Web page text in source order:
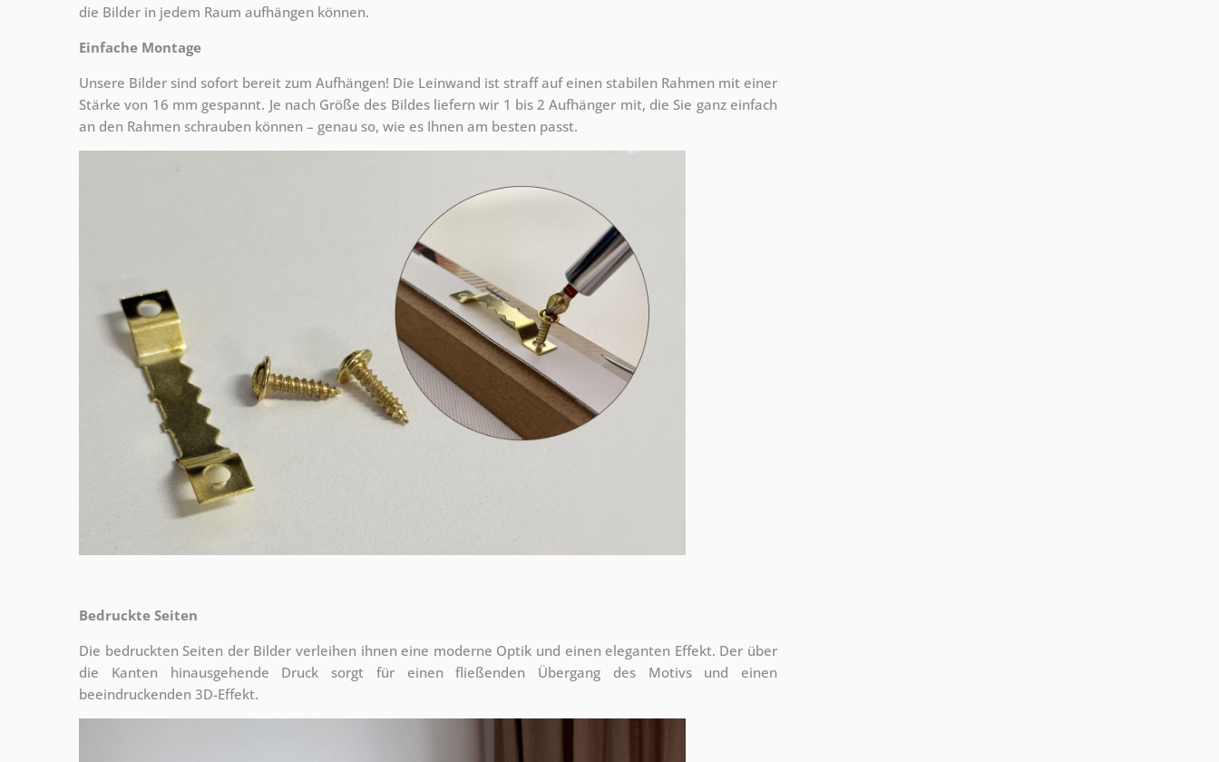
die Bilder in jedem Raum aufhängen können.
Einfache Montage
Unsere Bilder sind sofort bereit zum Aufhängen! Die Leinwand ist straff auf einen stabilen Rahmen mit einer
Stärke von 16 mm gespannt. Je nach Größe des Bildes liefern wir 1 bis 2 Aufhänger mit, die Sie ganz einfach
an den Rahmen schrauben können – genau so, wie es Ihnen am besten passt.
Bedruckte Seiten
Die bedruckten Seiten der Bilder verleihen ihnen eine moderne Optik und einen eleganten Effekt. Der über
die Kanten hinausgehende Druck sorgt für einen fließenden Übergang des Motivs und einen
beeindruckenden 3D-Effekt.